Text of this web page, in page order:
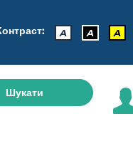
A A A
Шукати